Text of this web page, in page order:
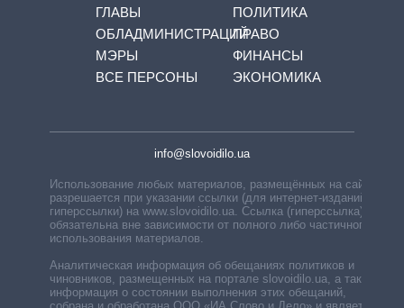
ГЛАВЫ
ОБЛАДМИНИСТРАЦИЙ
МЭРЫ
ВСЕ ПЕРСОНЫ
ПОЛИТИКА
ПРАВО
ФИНАНСЫ
ЭКОНОМИКА
info@slovoidilo.ua
Использование любых материалов, размещённых на сайте,
разрешается при указании ссылки (для интернет-изданий —
гиперссылки) на www.slovoidilo.ua. Ссылка (гиперссылка)
обязательна вне зависимости от полного либо частичного
использования материалов.
Аналитическая информация об обещаниях политиков и
чиновников, размещенных на портале slovoidilo.ua, а также
информация о состоянии выполнения этих обещаний,
собрана и обработана ООО «ИА Слово и Дело» и является